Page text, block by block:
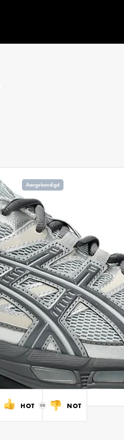
Aangekondigd
HOT NOT